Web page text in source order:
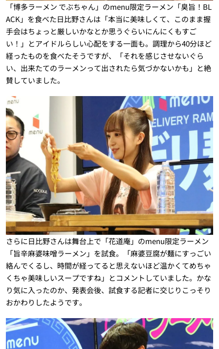
「博多ラーメン でぶちゃん」のmenu限定ラーメン「臭旨！BL
ACK」を食べた日比野さんは「本当に美味しくて、このまま握
手会はちょっと厳しいかなとか思うぐらいにんにくもすご
い！」とアイドルらしい心配をする一面も。調理から40分ほど
経ったものを食べたそうですが、「それを感じさせないぐら
い、出来たてのラーメンって出されたら気づかないかも」と絶
賛していました。
さらに日比野さんは舞台上で「花道庵」のmenu限定ラーメン
「旨辛麻婆味噌ラーメン」を試食。「麻婆豆腐が麺にすっごい
絡んでくるし、時間が経ってると思えないほど温かくてめちゃ
くちゃ美味しいスープですね」とコメントしていました。かな
り気に入ったのか、発表会後、試食する記者に交じりこっそり
おかわりしたようです。